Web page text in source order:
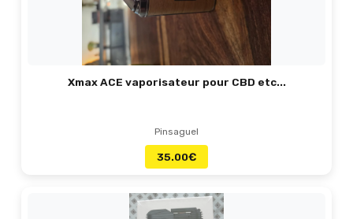
Xmax ACE vaporisateur pour CBD etc...
Pinsaguel
35.00€